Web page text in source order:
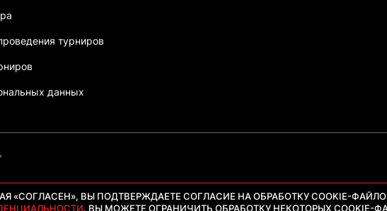
турниров
данных
«СОГЛАСЕН», ВЫ ПОДТВЕРЖДАЕТЕ СОГЛАСИЕ НА ОБРАБОТКУ COOKIE-
. ВЫ МОЖЕТЕ ОГРАНИЧИТЬ ОБРАБОТКУ НЕКОТОРЫХ COOKIE-